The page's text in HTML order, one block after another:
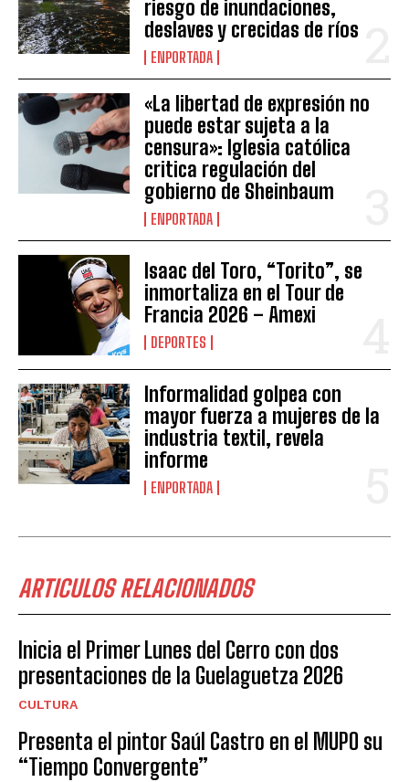
riesgo de inundaciones,
deslaves y crecidas de ríos
ENPORTADA
«La libertad de expresión no
puede estar sujeta a la
censura»: Iglesia católica
critica regulación del
gobierno de Sheinbaum
ENPORTADA
Isaac del Toro, “Torito”, se
inmortaliza en el Tour de
Francia 2026 – Amexi
DEPORTES
Informalidad golpea con
mayor fuerza a mujeres de la
industria textil, revela
informe
ENPORTADA
ARTICULOS RELACIONADOS
Inicia el Primer Lunes del Cerro con dos
presentaciones de la Guelaguetza 2026
CULTURA
Presenta el pintor Saúl Castro en el MUPO su
“Tiempo Convergente”